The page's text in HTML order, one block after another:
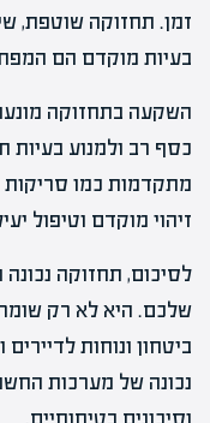
זמן. תחזוקה שוטפת,
בעיות מוקדם הם
השקעה בתחזוקה
כסף רב ולמנוע בעיות
מתקדמות כמו סריקות
זיהוי מוקדם וטיפול
לסיכום, תחזוקה
שלכם. היא לא רק
ביטחון ונוחות
נכונה של מערכות